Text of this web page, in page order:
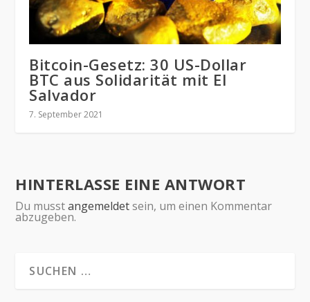
Bitcoin-Gesetz: 30 US-Dollar
BTC aus Solidarität mit El
Salvador
7. September 2021
HINTERLASSE EINE ANTWORT
Du musstangemeldetsein, um einen Kommentar
abzugeben.